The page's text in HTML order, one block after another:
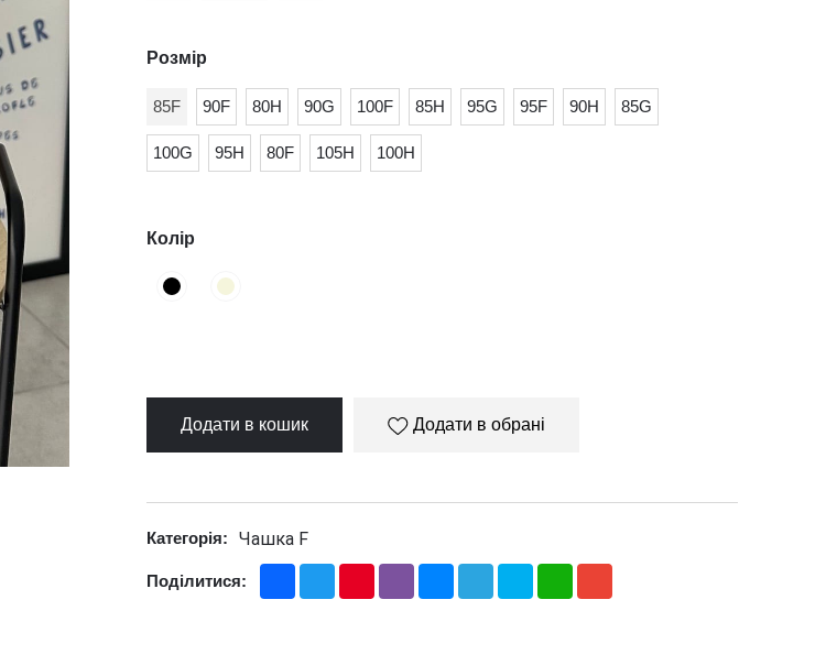
Розмір
85F 90F 80H 90G 100F 85H 95G 95F 90H 85G
100G 95H 80F 105H 100H
Колір
Додати в кошик Додати в обрані
Категорія: Чашка F
Поділитися: Facebook
TwitterPinterestViber Messenger
TelegramSkypeWhatsApp